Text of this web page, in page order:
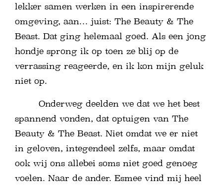
lekker samen werken in een inspirerende
omgeving, aan… juist: The Beauty & The
Beast. Dat ging helemaal goed. Als een jong
hondje sprong ik op toen ze blij op de
verrassing reageerde, en ik kon mijn geluk
niet op.
Onderweg deelden we dat we het best
spannend vonden, dat optuigen van The
Beauty & The Beast. Niet omdat we er niet
in geloven, integendeel zelfs, maar omdat
ook wij ons allebei soms niet goed genoeg
voelen. Naar de ander. Esmee vind mij heel